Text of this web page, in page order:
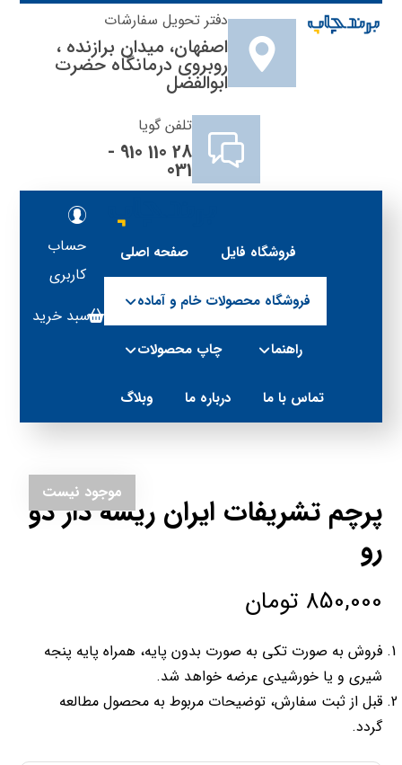
دفتر تحویل سفارشات
اصفهان، میدان برازنده ،
روبروی درمانگاه حضرت
ابوالفضل
تلفن گویا
28 110 910 -
031
صفحه اصلی فروشگاه فایل
فروشگاه محصولات خام و آماده
چاپ محصولات راهنما
وبلاگ درباره ما تماس با ما
حساب
کاربری
سبد خرید
موجود نیست
پرچم تشریفات ایران ریشه دار دو
رو
850,000 تومان
فروش به صورت تکی به صورت بدون پایه، همراه پایه پنجه
شیری و یا خورشیدی عرضه خواهد شد.
قبل از ثبت سفارش، توضیحات مربوط به محصول مطالعه
گردد.